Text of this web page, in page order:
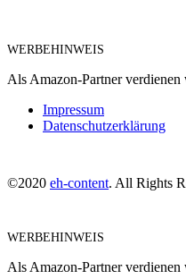
WERBEHINWEIS
Als Amazon-Partner
Impressum
Datenschutzerklärung
©2020 eh-content. All Rights
WERBEHINWEIS
Als Amazon-Partner